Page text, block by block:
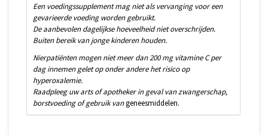
Een voedingssupplement mag niet als vervanging voor een
gevarieerde voeding worden gebruikt.
De aanbevolen dagelijkse hoeveelheid niet overschrijden.
Buiten bereik van jonge kinderen houden.
Nierpatiënten mogen niet meer dan 200 mg vitamine C per
dag innemen gelet op onder andere het risico op
hyperoxalemie.
Raadpleeg uw arts of apotheker in geval van zwangerschap,
borstvoeding of gebruik vangeneesmiddelen.